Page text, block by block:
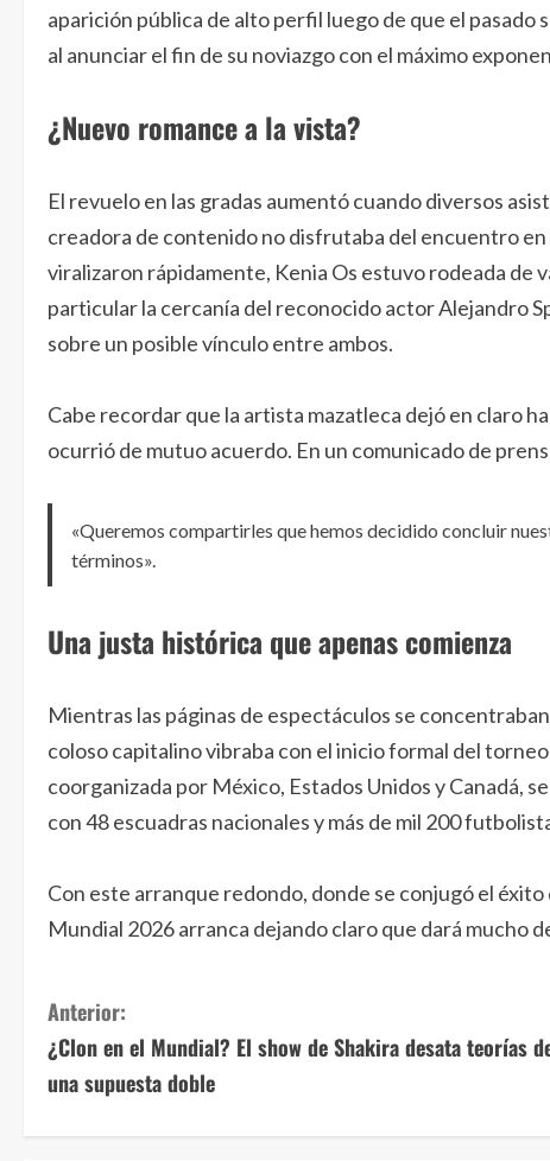
aparición pública de alto perfil luego de que el
al anunciar el fin de su noviazgo con el máximo
¿Nuevo romance a la vista?
El revuelo en las gradas aumentó cuando diversos
creadora de contenido no disfrutaba del encuentro
viralizaron rápidamente, Kenia Os estuvo rodeada de
particular la cercanía del reconocido actor Alejandro
sobre un posible vínculo entre ambos.
Cabe recordar que la artista mazatleca dejó en claro
ocurrió de mutuo acuerdo. En un comunicado de
«Queremos compartirles que hemos decidido concluir
términos».
Una justa histórica que apenas comienza
Mientras las páginas de espectáculos se
coloso capitalino vibraba con el inicio formal del
coorganizada por México, Estados Unidos y Canadá,
con 48 escuadras nacionales y más de mil 200
Con este arranque redondo, donde se conjugó el
Mundial 2026 arranca dejando claro que dará mucho
S
i
Anterior:
¿Clon en el Mundial? El show de Shakira desata teorías
una supuesta doble